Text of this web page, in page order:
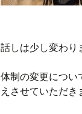
話しは少し変わり
体制の変更につい
えさせていただき